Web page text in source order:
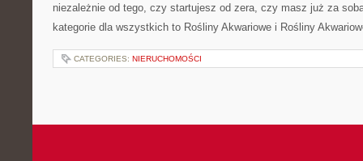
niezależnie od tego, czy startujesz od zera, czy masz już za
kategorie dla wszystkich to Rośliny Akwariowe i Rośliny
CATEGORIES: NIERUCHOMOŚCI